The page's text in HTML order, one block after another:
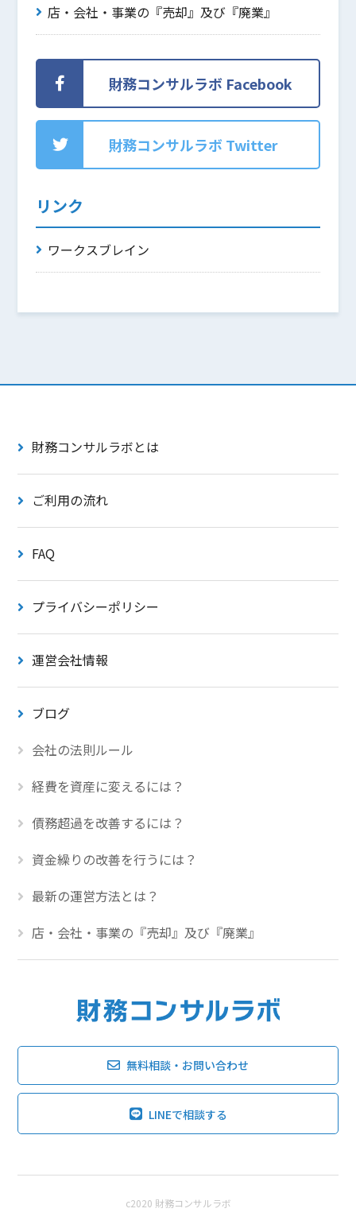
店・会社・事業の『売却』及び『廃業』
財務コンサルラボ Facebook
財務コンサルラボ Twitter
リンク
ワークスブレイン
無料相談・お問い合わせ
LINEで相談する
財務コンサルラボとは
ご利用の流れ
FAQ
プライバシーポリシー
運営会社情報
ブログ
会社の法則ルール
経費を資産に変えるには？
債務超過を改善するには？
資金繰りの改善を行うには？
最新の運営方法とは？
店・会社・事業の『売却』及び『廃業』
c2020 財務コンサルラボ